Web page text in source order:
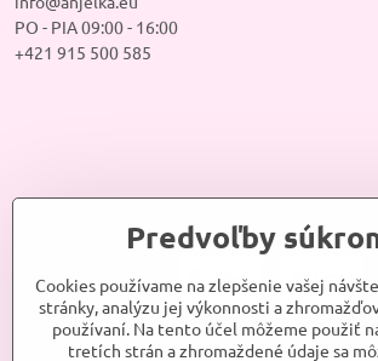
PO - PIA 09:00 - 16:00
+421 915 500 585
Predvoľby
Cookies používame na zlepšenie vašej
stránky, analýzu jej výkonnosti a
používaní. Na tento účel môžeme použiť
tretích strán a zhromaždené údaje sa